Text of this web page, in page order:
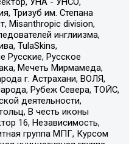
Тризуб им. Степана
Misanthropic division,
инглиизма,
TulaSkins,
Русские, Русское
Мечеть Мирмамеда,
г. Астрахани, ВОЛЯ,
Рубеж Севера, ТОЙС,
деятельности,
В честь иконы
16, Независимость,
группа МПГ, Курсом